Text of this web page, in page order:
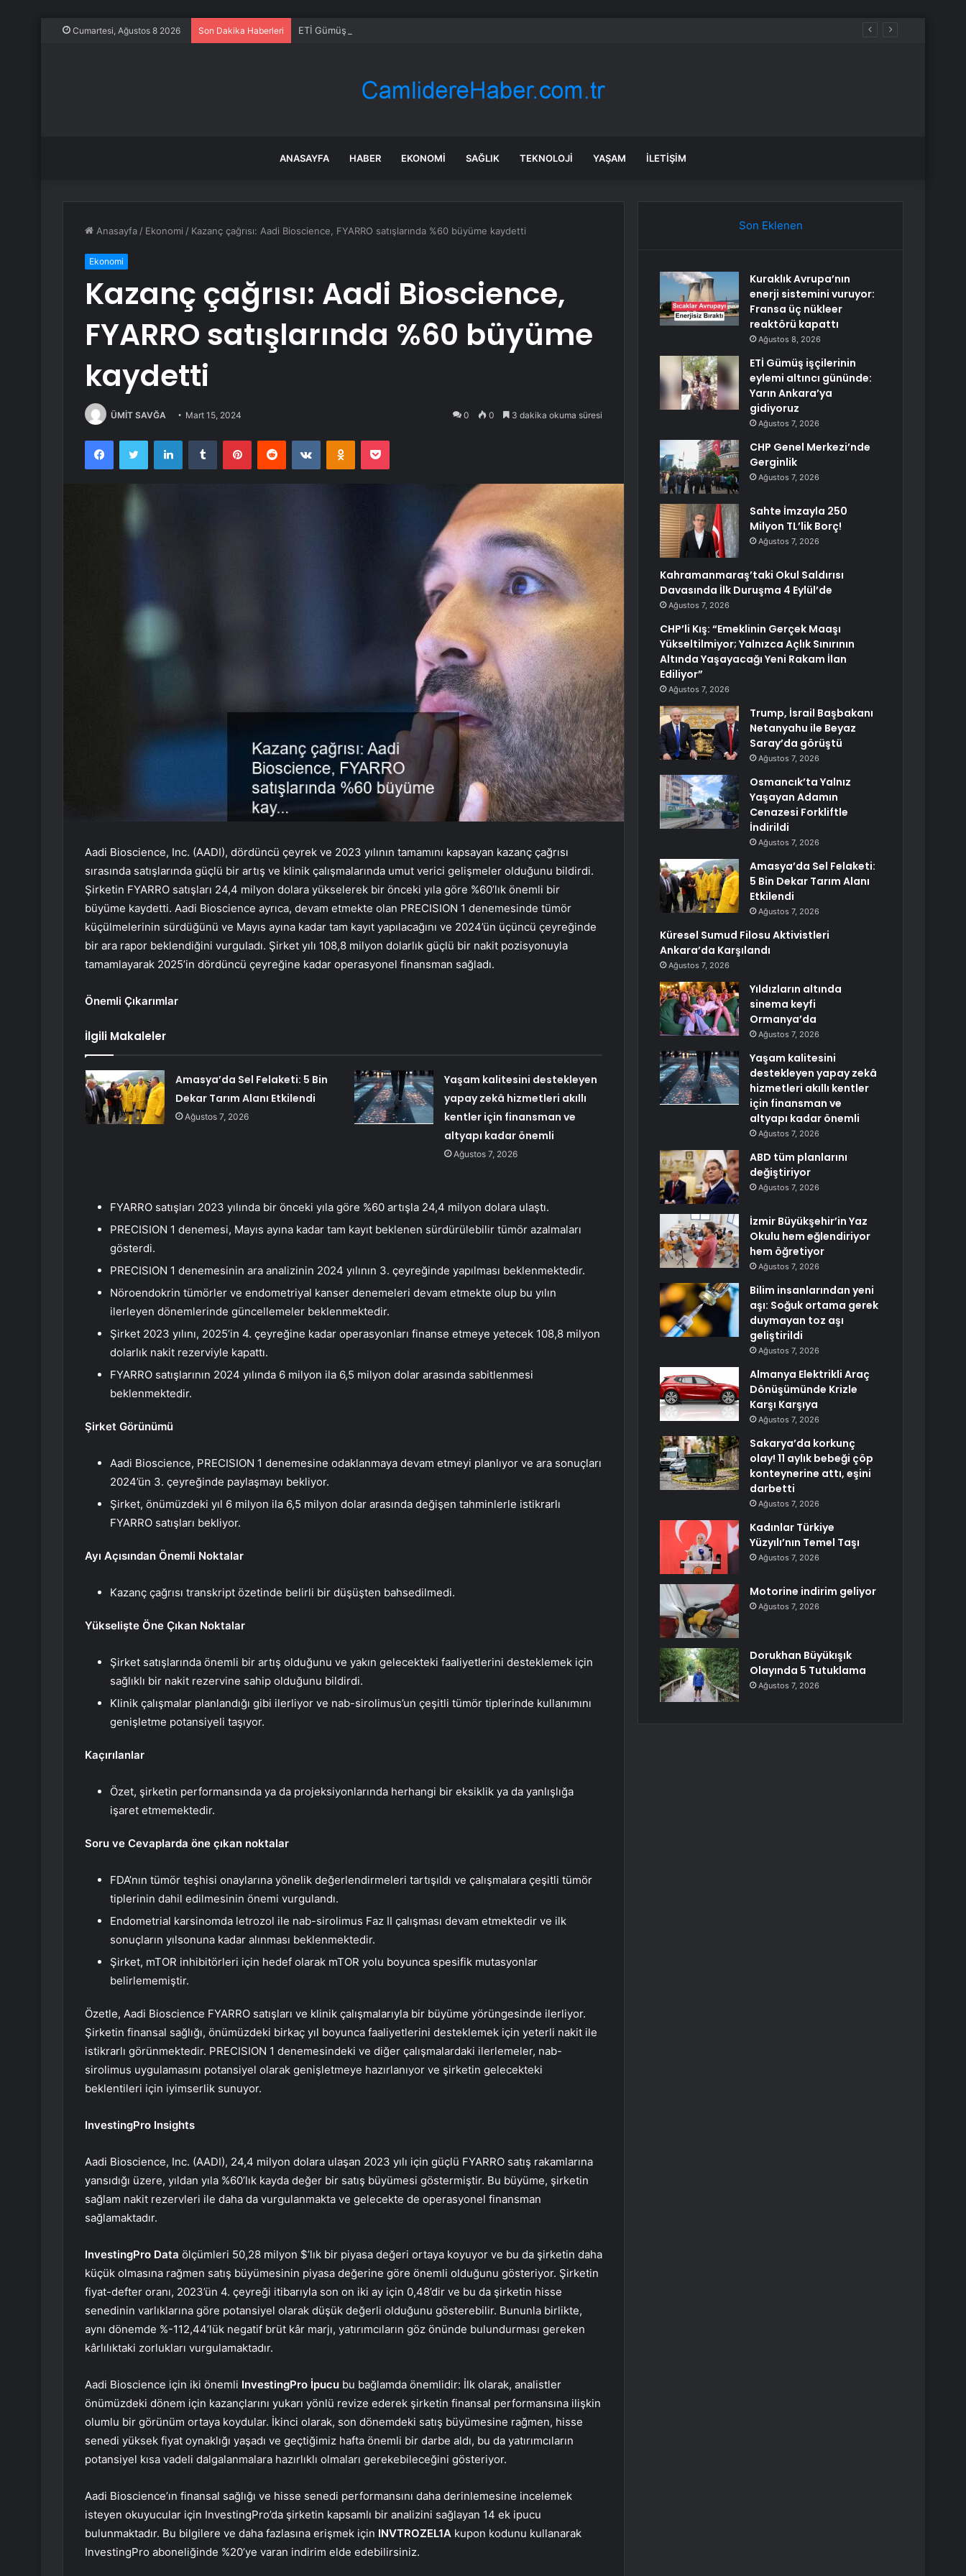
Cumartesi, Ağustos 8 2026 Son Dakika Haberleri ETİ Gümüş işçilerinin eylemi altıncı gününde: Yarın Ankara’ya gidiyoruz
ANASAYFA HABER EKONOMI SAĞLIK TEKNOLOJI YAŞAM İLETIŞIM
Anasayfa / Ekonomi / Kazanç çağrısı: Aadi Bioscience, FYARRO satışlarında %60 büyüme kaydetti
Ekonomi
Kazanç çağrısı: Aadi Bioscience,
FYARRO satışlarında %60 büyüme
kaydetti
ÜMİT SAVĞA Mart 15, 2024 0 0 3 dakika okuma süresi
FacebookTwitter LinkedInTumblr PinterestReddit VKontakteOdnoklassniki
Pocket
Aadi Bioscience, Inc. (AADI), dördüncü çeyrek ve 2023 yılının tamamını kapsayan kazanç çağrısı
sırasında satışlarında güçlü bir artış ve klinik çalışmalarında umut verici gelişmeler olduğunu bildirdi.
Şirketin FYARRO satışları 24,4 milyon dolara yükselerek bir önceki yıla göre %60’lık önemli bir
büyüme kaydetti. Aadi Bioscience ayrıca, devam etmekte olan PRECISION 1 denemesinde tümör
küçülmelerinin sürdüğünü ve Mayıs ayına kadar tam kayıt yapılacağını ve 2024’ün üçüncü çeyreğinde
bir ara rapor beklendiğini vurguladı. Şirket yılı 108,8 milyon dolarlık güçlü bir nakit pozisyonuyla
tamamlayarak 2025’in dördüncü çeyreğine kadar operasyonel finansman sağladı.
Önemli Çıkarımlar
İlgili Makaleler
Amasya’da Sel Felaketi: 5 Bin
Dekar Tarım Alanı Etkilendi
Ağustos 7, 2026
Yaşam kalitesini destekleyen
yapay zekâ hizmetleri akıllı
kentler için finansman ve
altyapı kadar önemli
Ağustos 7, 2026
FYARRO satışları 2023 yılında bir önceki yıla göre %60 artışla 24,4 milyon dolara ulaştı.
PRECISION 1 denemesi, Mayıs ayına kadar tam kayıt beklenen sürdürülebilir tümör azalmaları
gösterdi.
PRECISION 1 denemesinin ara analizinin 2024 yılının 3. çeyreğinde yapılması beklenmektedir.
Nöroendokrin tümörler ve endometriyal kanser denemeleri devam etmekte olup bu yılın
ilerleyen dönemlerinde güncellemeler beklenmektedir.
Şirket 2023 yılını, 2025’in 4. çeyreğine kadar operasyonları finanse etmeye yetecek 108,8 milyon
dolarlık nakit rezerviyle kapattı.
FYARRO satışlarının 2024 yılında 6 milyon ila 6,5 milyon dolar arasında sabitlenmesi
beklenmektedir.
Şirket Görünümü
Aadi Bioscience, PRECISION 1 denemesine odaklanmaya devam etmeyi planlıyor ve ara sonuçları
2024’ün 3. çeyreğinde paylaşmayı bekliyor.
Şirket, önümüzdeki yıl 6 milyon ila 6,5 milyon dolar arasında değişen tahminlerle istikrarlı
FYARRO satışları bekliyor.
Ayı Açısından Önemli Noktalar
Kazanç çağrısı transkript özetinde belirli bir düşüşten bahsedilmedi.
Yükselişte Öne Çıkan Noktalar
Şirket satışlarında önemli bir artış olduğunu ve yakın gelecekteki faaliyetlerini desteklemek için
sağlıklı bir nakit rezervine sahip olduğunu bildirdi.
Klinik çalışmalar planlandığı gibi ilerliyor ve nab-sirolimus’un çeşitli tümör tiplerinde kullanımını
genişletme potansiyeli taşıyor.
Kaçırılanlar
Özet, şirketin performansında ya da projeksiyonlarında herhangi bir eksiklik ya da yanlışlığa
işaret etmemektedir.
Soru ve Cevaplarda öne çıkan noktalar
FDA’nın tümör teşhisi onaylarına yönelik değerlendirmeleri tartışıldı ve çalışmalara çeşitli tümör
tiplerinin dahil edilmesinin önemi vurgulandı.
Endometrial karsinomda letrozol ile nab-sirolimus Faz II çalışması devam etmektedir ve ilk
sonuçların yılsonuna kadar alınması beklenmektedir.
Şirket, mTOR inhibitörleri için hedef olarak mTOR yolu boyunca spesifik mutasyonlar
belirlememiştir.
Özetle, Aadi Bioscience FYARRO satışları ve klinik çalışmalarıyla bir büyüme yörüngesinde ilerliyor.
Şirketin finansal sağlığı, önümüzdeki birkaç yıl boyunca faaliyetlerini desteklemek için yeterli nakit ile
istikrarlı görünmektedir. PRECISION 1 denemesindeki ve diğer çalışmalardaki ilerlemeler, nab-
sirolimus uygulamasını potansiyel olarak genişletmeye hazırlanıyor ve şirketin gelecekteki
beklentileri için iyimserlik sunuyor.
InvestingPro Insights
Aadi Bioscience, Inc. (AADI), 24,4 milyon dolara ulaşan 2023 yılı için güçlü FYARRO satış rakamlarına
yansıdığı üzere, yıldan yıla %60’lık kayda değer bir satış büyümesi göstermiştir. Bu büyüme, şirketin
sağlam nakit rezervleri ile daha da vurgulanmakta ve gelecekte de operasyonel finansman
sağlamaktadır.
InvestingPro Data ölçümleri 50,28 milyon $’lık bir piyasa değeri ortaya koyuyor ve bu da şirketin daha
küçük olmasına rağmen satış büyümesinin piyasa değerine göre önemli olduğunu gösteriyor. Şirketin
fiyat-defter oranı, 2023’ün 4. çeyreği itibarıyla son on iki ay için 0,48’dir ve bu da şirketin hisse
senedinin varlıklarına göre potansiyel olarak düşük değerli olduğunu gösterebilir. Bununla birlikte,
aynı dönemde %-112,44’lük negatif brüt kâr marjı, yatırımcıların göz önünde bulundurması gereken
kârlılıktaki zorlukları vurgulamaktadır.
Aadi Bioscience için iki önemli InvestingPro İpucu bu bağlamda önemlidir: İlk olarak, analistler
önümüzdeki dönem için kazançlarını yukarı yönlü revize ederek şirketin finansal performansına ilişkin
olumlu bir görünüm ortaya koydular. İkinci olarak, son dönemdeki satış büyümesine rağmen, hisse
senedi yüksek fiyat oynaklığı yaşadı ve geçtiğimiz hafta önemli bir darbe aldı, bu da yatırımcıların
potansiyel kısa vadeli dalgalanmalara hazırlıklı olmaları gerekebileceğini gösteriyor.
Aadi Bioscience’ın finansal sağlığı ve hisse senedi performansını daha derinlemesine incelemek
isteyen okuyucular için InvestingPro’da şirketin kapsamlı bir analizini sağlayan 14 ek ipucu
bulunmaktadır. Bu bilgilere ve daha fazlasına erişmek için INVTROZEL1A kupon kodunu kullanarak
InvestingPro aboneliğinde %20’ye varan indirim elde edebilirsiniz.
Son Eklenen
Kuraklık Avrupa’nın
enerji sistemini vuruyor:
Fransa üç nükleer
reaktörü kapattı
Ağustos 8, 2026
ETİ Gümüş işçilerinin
eylemi altıncı gününde:
Yarın Ankara’ya
gidiyoruz
Ağustos 7, 2026
CHP Genel Merkezi’nde
Gerginlik
Ağustos 7, 2026
Sahte İmzayla 250
Milyon TL’lik Borç!
Ağustos 7, 2026
Kahramanmaraş’taki Okul Saldırısı
Davasında İlk Duruşma 4 Eylül’de
Ağustos 7, 2026
CHP’li Kış: “Emeklinin Gerçek Maaşı
Yükseltilmiyor; Yalnızca Açlık Sınırının
Altında Yaşayacağı Yeni Rakam İlan
Ediliyor”
Ağustos 7, 2026
Trump, İsrail Başbakanı
Netanyahu ile Beyaz
Saray’da görüştü
Ağustos 7, 2026
Osmancık’ta Yalnız
Yaşayan Adamın
Cenazesi Forkliftle
İndirildi
Ağustos 7, 2026
Amasya’da Sel Felaketi:
5 Bin Dekar Tarım Alanı
Etkilendi
Ağustos 7, 2026
Küresel Sumud Filosu Aktivistleri
Ankara’da Karşılandı
Ağustos 7, 2026
Yıldızların altında
sinema keyfi
Ormanya’da
Ağustos 7, 2026
Yaşam kalitesini
destekleyen yapay zekâ
hizmetleri akıllı kentler
için finansman ve
altyapı kadar önemli
Ağustos 7, 2026
ABD tüm planlarını
değiştiriyor
Ağustos 7, 2026
İzmir Büyükşehir’in Yaz
Okulu hem eğlendiriyor
hem öğretiyor
Ağustos 7, 2026
Bilim insanlarından yeni
aşı: Soğuk ortama gerek
duymayan toz aşı
geliştirildi
Ağustos 7, 2026
Almanya Elektrikli Araç
Dönüşümünde Krizle
Karşı Karşıya
Ağustos 7, 2026
Sakarya’da korkunç
olay! 11 aylık bebeği çöp
konteynerine attı, eşini
darbetti
Ağustos 7, 2026
Kadınlar Türkiye
Yüzyılı’nın Temel Taşı
Ağustos 7, 2026
Motorine indirim geliyor
Ağustos 7, 2026
Dorukhan Büyükışık
Olayında 5 Tutuklama
Ağustos 7, 2026